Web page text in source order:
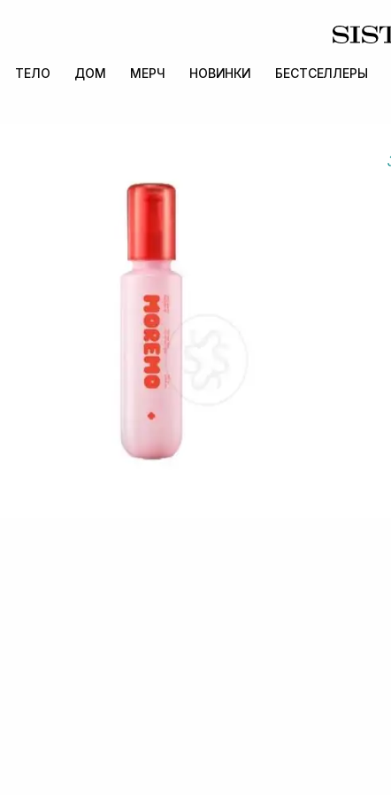
ТЕЛО ДОМ МЕРЧ НОВИНКИ БЕСТСЕЛЛЕРЫ